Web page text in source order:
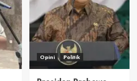
Opini Politik